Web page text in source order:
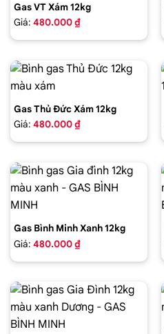
Gas VT Xám 12kg
Giá: 480.000 ₫
Gas Thủ Đức Xám 12kg
Giá: 480.000 ₫
Gas Bình Minh Xanh 12kg
Giá: 480.000 ₫